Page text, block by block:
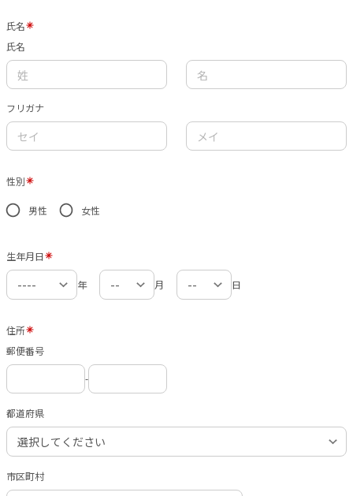
氏名
氏名
フリガナ
性別
男性 女性
生年月日
年 月 日
住所
郵便番号
-
都道府県
市区町村